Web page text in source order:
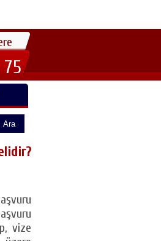
Ara
vize